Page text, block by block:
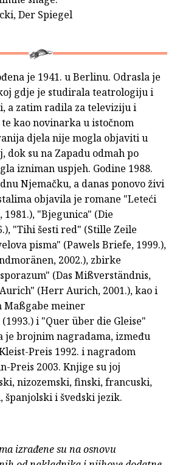
Der Spiegel
je 1941. u Berlinu. Odrasla je
gdje je studirala teatrologiju i
a zatim radila za televiziju i
kao novinarka u istočnom
djela nije mogla objaviti u
dok su na Zapadu odmah po
izniman uspjeh. Godine 1988.
Njemačku, a danas ponovo živi
objavila je romane "Leteći
1981.), "Bjegunica" (Die
"Tihi šesti red" (Stille Zeile
pisma" (Pawels Briefe, 1999.),
2002.), zbirke
(Das Mißverständnis,
(Herr Aurich, 2001.), kao i
Maßgabe meiner
i "Quer über die Gleise"
je brojnim nagradama, između
Preis 1992. i nagradom
Preis 2003. Knjige su joj
nizozemski, finski, francuski,
i švedski jezik.
izrađene su na osnovu